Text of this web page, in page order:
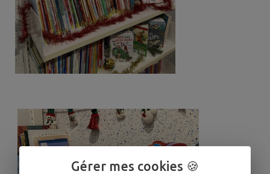
Gérer mes cookies 🍪